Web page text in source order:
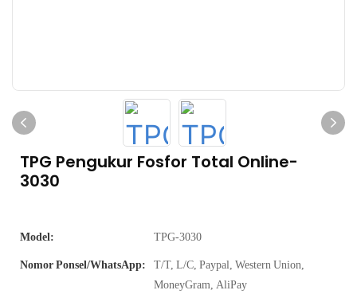
TPG Pengukur Fosfor Total Online-
3030
Model: TPG-3030
Nomor Ponsel/WhatsApp:
T/T, L/C, Paypal, Western Union,
MoneyGram, AliPay